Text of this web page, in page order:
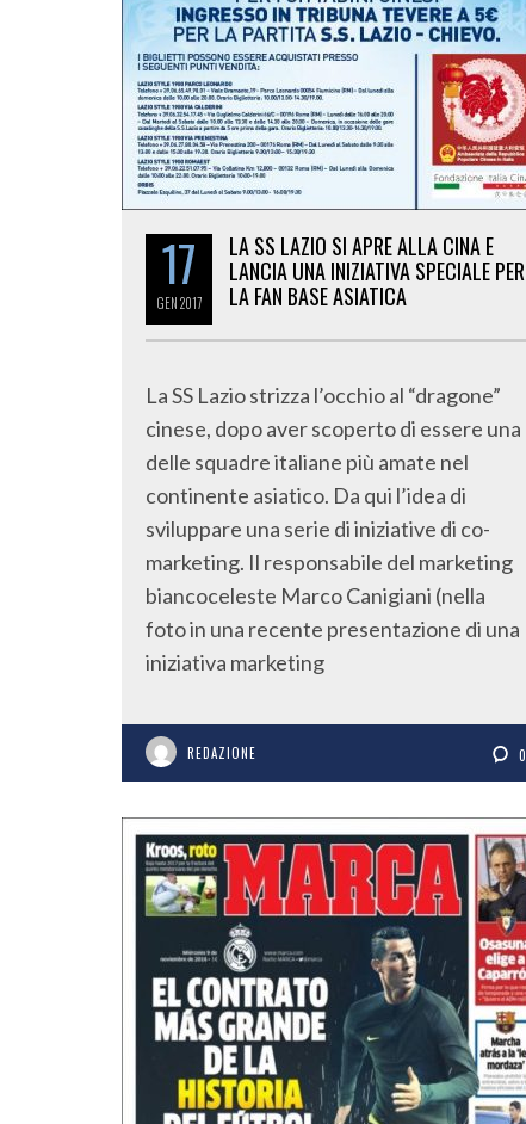
17
GEN2017
LA SS LAZIO SI APRE ALLA CINA E
LANCIA UNA INIZIATIVA SPECIALE PER
LA FAN BASE ASIATICA
La SS Lazio strizza l’occhio al “dragone”
cinese, dopo aver scoperto di essere una
delle squadre italiane più amate nel
continente asiatico. Da qui l’idea di
sviluppare una serie di iniziative di co-
marketing. Il responsabile del marketing
biancoceleste Marco Canigiani (nella
foto in una recente presentazione di una
iniziativa marketing
REDAZIONE 0